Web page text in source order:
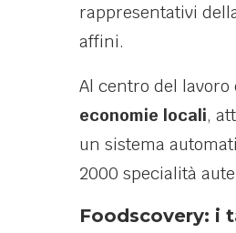
rappresentativi
affini.
Al centro del lavoro
economie locali,
un sistema
2000 specialità
Foodscovery: i